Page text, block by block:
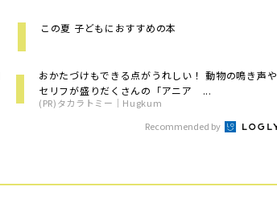
この夏 子どもにおすすめの本
おかたづけもできる点がうれしい！ 動物の鳴き声や
セリフが盛りだくさんの「アニア ...
(PR)タカラトミー｜Hugkum
Recommended by